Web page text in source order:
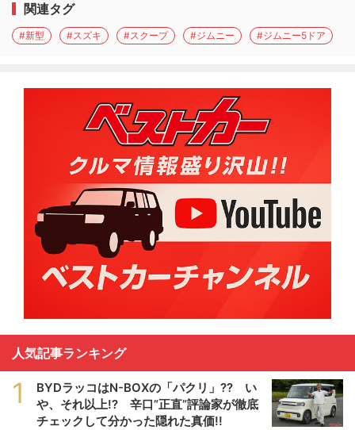
関連タグ
#新型 #スズキ #スクープ #ジムニー #ジムニー5ドア
人気記事ランキング
1
BYDラッコはN-BOXの「パクリ」?? い
や、それ以上!? 辛口”正直”評論家が徹底
チェックして分かった隠れた真価!!